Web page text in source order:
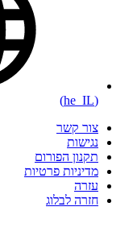
(he_IL)
צור קשר
נגישות
תקנון הפורום
מדיניות פרטיות
עזרה
חזרה לבלוג